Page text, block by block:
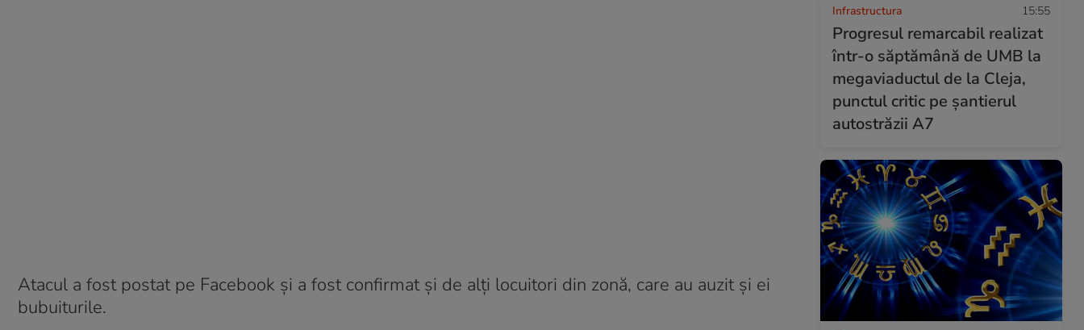
Atacul a fost postat pe Facebook și a fost confirmat și de alți locuitori din zonă, care au auzit și ei
bubuiturile.
Infrastructura 15:55
Progresul remarcabil realizat
într-o săptămână de UMB la
megaviaductul de la Cleja,
punctul critic pe șantierul
autostrăzii A7